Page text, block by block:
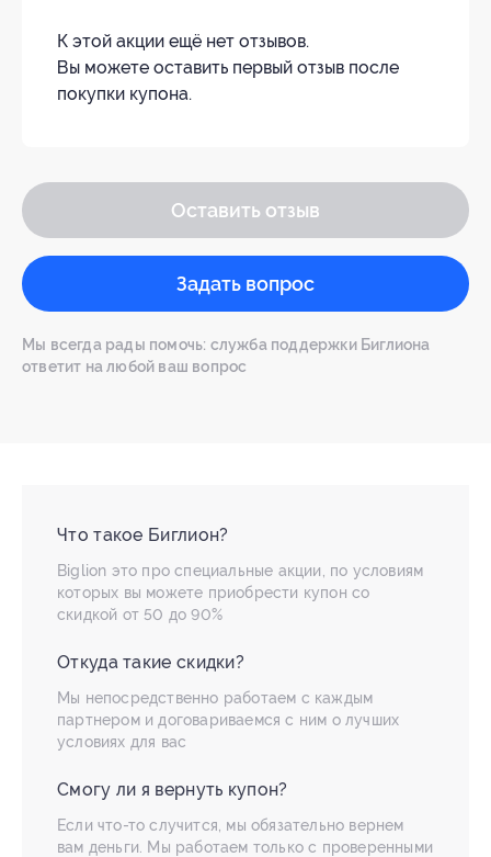
К этой акции ещё нет отзывов.
Вы можете оставить первый отзыв после
покупки купона.
Оставить отзыв
Задать вопрос
Мы всегда рады помочь: служба поддержки Биглиона
ответит на любой ваш вопрос
Что такое Биглион?
Biglion это про специальные акции, по условиям
которых вы можете приобрести купон со
скидкой от 50 до 90%
Откуда такие скидки?
Мы непосредственно работаем с каждым
партнером и договариваемся с ним о лучших
условиях для вас
Смогу ли я вернуть купон?
Если что-то случится, мы обязательно вернем
вам деньги. Мы работаем только с проверенными